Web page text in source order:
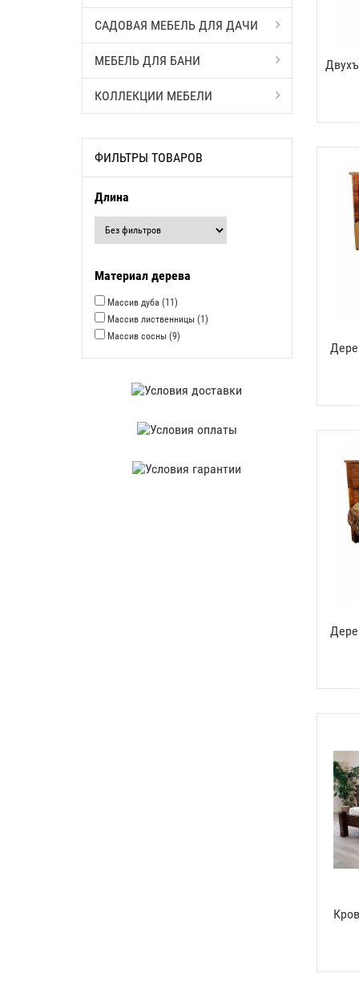
САДОВАЯ МЕБЕЛЬ ДЛЯ ДАЧИ
МЕБЕЛЬ ДЛЯ БАНИ
КОЛЛЕКЦИИ МЕБЕЛИ
ФИЛЬТРЫ ТОВАРОВ
Длина
Материал дерева
Массив дуба (11)
Массив лиственницы (1)
Массив сосны (9)